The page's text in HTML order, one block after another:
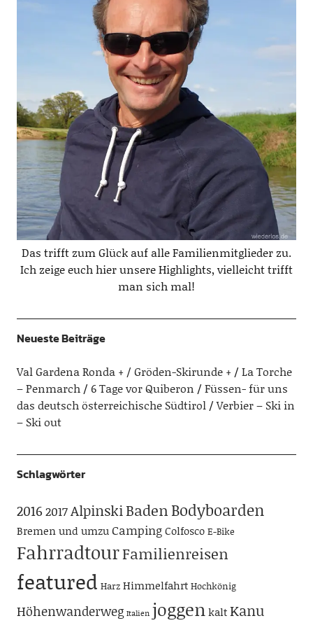
Das trifft zum Glück auf alle Familienmitglieder zu.
Ich zeige euch hier unsere Highlights, vielleicht trifft
man sich mal!
Neueste Beiträge
Val Gardena Ronda + / Gröden-Skirunde +
La Torche
– Penmarch
6 Tage vor Quiberon
Füssen- für uns
das deutsch österreichische Südtirol
Verbier – Ski in
– Ski out
Schlagwörter
2016 2017AlpinskiBaden Bodyboarden
Bremen und umzuCampingColfosco E-Bike
FahrradtourFamilienreisen
featured Harz Himmelfahrt Hochkönig
Höhenwanderweg Italien joggenkaltKanu